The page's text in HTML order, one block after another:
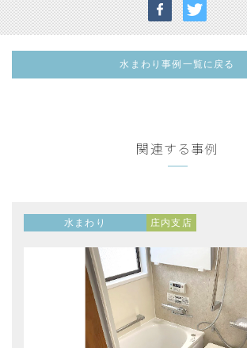
水まわり事例一覧に戻る
関連する事例
水まわり 庄内支店